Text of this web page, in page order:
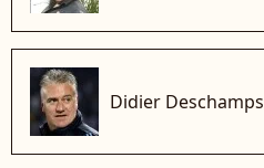
Didier Deschamps